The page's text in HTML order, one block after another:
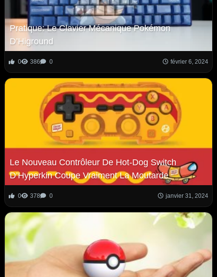
Pratique: Le Clavier Mécanique Pokémon
D’Higround
0 386 0 février 6, 2024
Le Nouveau Contrôleur De Hot-Dog Switch
D’Hyperkin Coupe Vraiment La Moutarde
0 378 0 janvier 31, 2024